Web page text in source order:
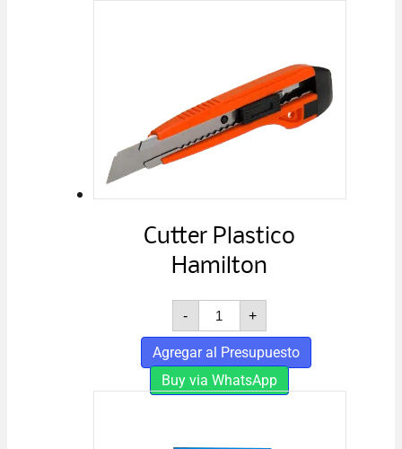
Cutter Plastico
Hamilton
-
Cutter
Plastico
Hamilton
cantidad
+
Agregar al Presupuesto
Buy via WhatsApp